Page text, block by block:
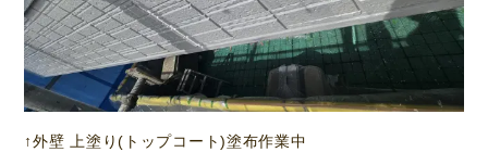
↑外壁 上塗り(トップコート)塗布作業中